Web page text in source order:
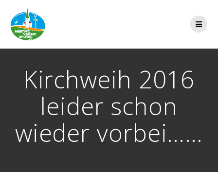
Kirchweih 2016
leider schon
wieder vorbei……